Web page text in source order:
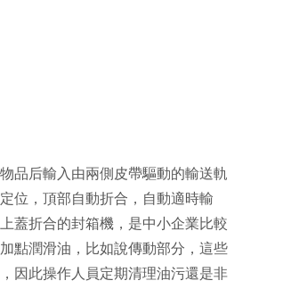
品后輸入由兩側皮帶驅動的輸送軌
位，頂部自動折合，自動適時輸
蓋折合的封箱機，是中小企業比較
點潤滑油，比如說傳動部分，這些
因此操作人員定期清理油污還是非